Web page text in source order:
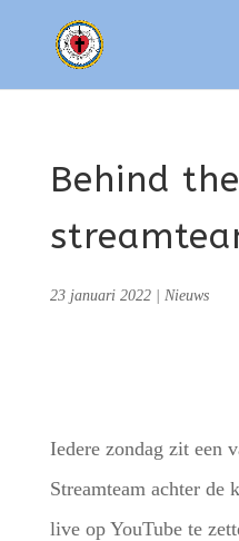
Behind the
23 januari 2022| Nieuws
Iedere zondag zit een
Streamteam achter de
live op YouTube te